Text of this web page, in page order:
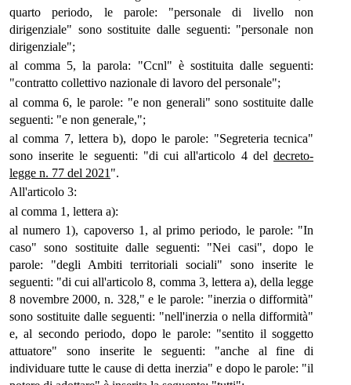
quarto periodo, le parole: "personale di livello non
dirigenziale" sono sostituite dalle seguenti: "personale non
dirigenziale";
al comma 5, la parola: "Ccnl" è sostituita dalle seguenti:
"contratto collettivo nazionale di lavoro del personale";
al comma 6, le parole: "e non generali" sono sostituite dalle
seguenti: "e non generale,";
al comma 7, lettera b), dopo le parole: "Segreteria tecnica"
sono inserite le seguenti: "di cui all'articolo 4 del decreto-
legge n. 77 del 2021 ".
All'articolo 3:
al comma 1, lettera a):
al numero 1), capoverso 1, al primo periodo, le parole: "In
caso" sono sostituite dalle seguenti: "Nei casi", dopo le
parole: "degli Ambiti territoriali sociali" sono inserite le
seguenti: "di cui all'articolo 8, comma 3, lettera a), della legge
8 novembre 2000, n. 328," e le parole: "inerzia o difformità"
sono sostituite dalle seguenti: "nell'inerzia o nella difformità"
e, al secondo periodo, dopo le parole: "sentito il soggetto
attuatore" sono inserite le seguenti: "anche al fine di
individuare tutte le cause di detta inerzia" e dopo le parole: "il